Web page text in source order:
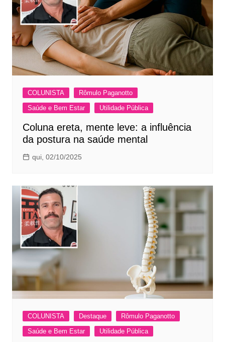
COLUNISTA
Rômulo Paganotto
Saúde e Bem Estar
Utilidade Pública
Coluna ereta, mente leve: a influência
da postura na saúde mental
qui, 02/10/2025
COLUNISTA Destaque
Rômulo Paganotto
Saúde e Bem Estar
Utilidade Pública